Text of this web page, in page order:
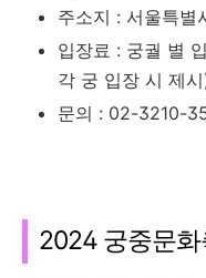
주소지 : 서울특별
입장료 : 궁궐 별
각 궁 입장 시 제시
문의 : 02-3210-
2024 궁중문